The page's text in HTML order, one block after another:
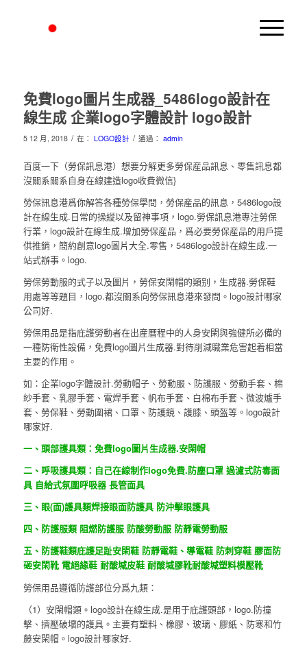
免費logo圖片生成器_5486logo設計在
線生成 企業logo字體設計 logo設計
5 12 月, 2018 / 在： LOGO設計 / 通過： admin
百度一下（勞保訊息港）想要分解更多勞保産品訊息、零售訊息都
沒關系關系自身在線建造logo收費微信}
勞保訊息港爲你解答各種勞保學問，勞保産品的訊息，5486logo設
計在線生成.日常的操縱以及留神事項，logo.勞保訊息港專注勞保
行業，logo設計在線生成.增加勞保産品，爲必要勞保産品的用戶提
供推銷，簡約創意logo圖片大全.零售，5486logo設計在線生成.一
站式辦事。logo.
勞保勞動服的式子以及圖片，勞保安閑帽的類别，生成器.勞保鞋
用處等等題目，logo.都沒關系向勞保訊息港來發問。logo設計哪家
公司好.
勞保用品是指庇護勞動者在出産曆程中的人身安閑與強健所必備的
一種防衛性設備，免費logo圖片生成器.對待削減職業危害起着相當
主要的作用。
如：企業logo字體設計.勞動帽子、勞動服、防護服、勞動手套、棉
紗手套、乳膠手套、電焊手套、帆布手套、白棉布手套、微波爐手
套、勞保鞋、勞動圍裙、口罩、防護鏡、護膝、頭盔等。logo設計
哪家好.
一、頭部護具類：免費logo圖片生成器.安閑帽
二、呼吸護具類：自己在線制作logo免費.防塵口罩 過濾式防毒面
具 自給式氛圍呼吸器 長管面具
三、眼(面)護具類焊接眼面防護具 防沖擊眼護具
四、防護服類 阻燃防護服 防酸勞動服 防靜電勞動服
五、防護鞋類庇護足趾安閑鞋 防靜電鞋、導電鞋 防刺穿鞋 膠面防
砸安閑靴 電絕緣鞋 耐酸堿皮鞋 耐酸堿膠靴耐酸堿塑料模壓靴
勞保用品遵循防護部位分爲九類：
（1）安閑帽類。logo設計在線生成.是用于庇護頭部，logo.防撞
擊、擠壓破壞的護具。主要有塑料、橡膠、玻璃、膠紙、防寒和竹
藤安閑帽。logo設計哪家好.